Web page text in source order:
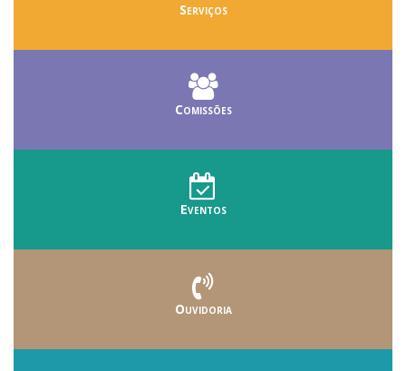
Serviços
Comissões
Eventos
Ouvidoria